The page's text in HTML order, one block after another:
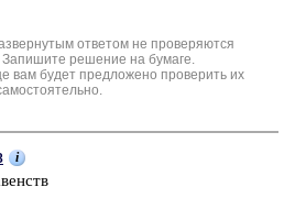
ответом не проверяются
Запишите решение на бумаге.
вам будет предложено проверить их
i